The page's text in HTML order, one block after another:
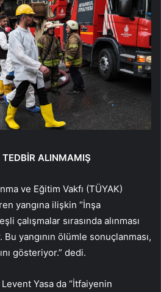
ALINMAMIŞ
ve Eğitim Vakfı (TÜYAK)
yangına ilişkin “İnşa
çalışmalar sırasında alınması
yangının ölümle sonuçlanması,
gösteriyor.” dedi.
Yasa da “İtfaiyenin